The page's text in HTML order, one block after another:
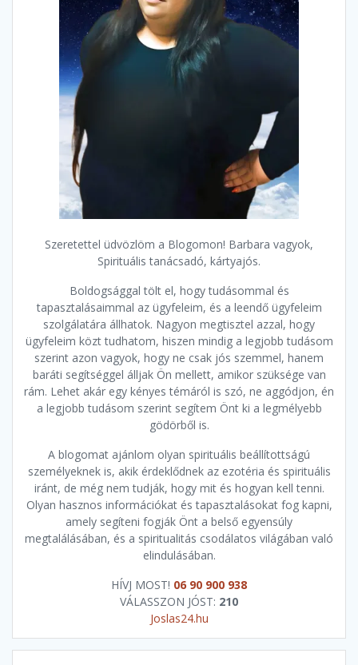
Szeretettel üdvözlöm a Blogomon! Barbara vagyok,
Spirituális tanácsadó, kártyajós.
Boldogsággal tölt el, hogy tudásommal és
tapasztalásaimmal az ügyfeleim, és a leendő ügyfeleim
szolgálatára állhatok. Nagyon megtisztel azzal, hogy
ügyfeleim közt tudhatom, hiszen mindig a legjobb tudásom
szerint azon vagyok, hogy ne csak jós szemmel, hanem
baráti segítséggel álljak Ön mellett, amikor szüksége van
rám. Lehet akár egy kényes témáról is szó, ne aggódjon, én
a legjobb tudásom szerint segítem Önt ki a legmélyebb
gödörből is.
A blogomat ajánlom olyan spirituális beállítottságú
személyeknek is, akik érdeklődnek az ezotéria és spirituális
iránt, de még nem tudják, hogy mit és hogyan kell tenni.
Olyan hasznos információkat és tapasztalásokat fog kapni,
amely segíteni fogják Önt a belső egyensúly
megtalálásában, és a spiritualitás csodálatos világában való
elindulásában.
HÍVJ MOST! 06 90 900 938
VÁLASSZON JÓST: 210
Joslas24.hu